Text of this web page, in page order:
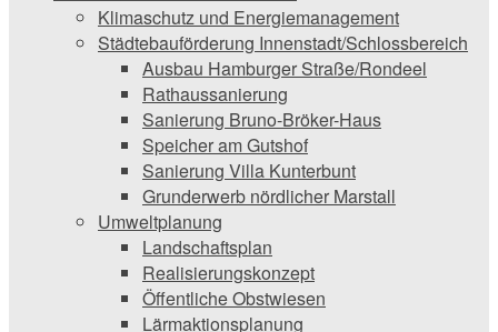
­Klimaschutz und ­­Energiemanagement
Städtebauförderung Innenstadt/Schlossbereich
Ausbau Hamburger Straße/Rondeel
Rathaussanierung
Sanierung Bruno-Bröker-Haus
Speicher am Gutshof
Sanierung Villa Kunterbunt
Grunderwerb nördlicher Marstall
Umweltplanung
Landschaftsplan
Realisierungskonzept
Öffentliche Obstwiesen
Lärmaktionsplanung